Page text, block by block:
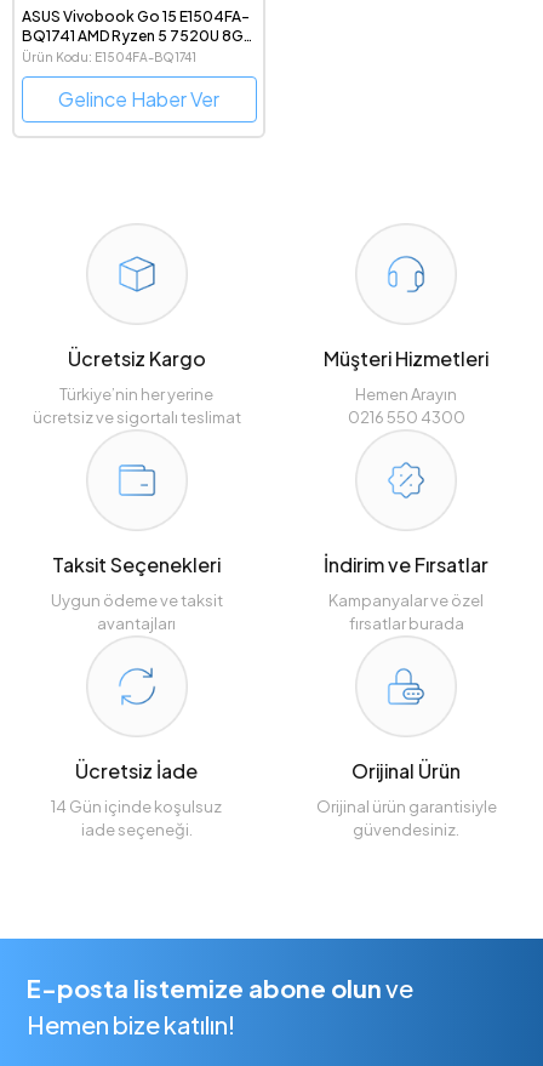
ASUS Vivobook Go 15 E1504FA-
BQ1741 AMD Ryzen 5 7520U 8GB
DDR5 RAM 512 GB SSD Freedos
15.6" 1080p Notebook Bilgisayar
Ürün Kodu: E1504FA-BQ1741
Gelince Haber Ver
Ücretsiz Kargo
Türkiye’nin her yerine
ücretsiz ve sigortalı teslimat
Müşteri Hizmetleri
Hemen Arayın
0216 550 4300
Taksit Seçenekleri
Uygun ödeme ve taksit
avantajları
İndirim ve Fırsatlar
Kampanyalar ve özel
fırsatlar burada
Ücretsiz İade
14 Gün içinde koşulsuz
iade seçeneği.
Orijinal Ürün
Orijinal ürün garantisiyle
güvendesiniz.
E-posta listemize abone olunve
Hemen bize katılın!